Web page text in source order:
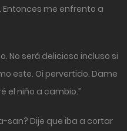
Entonces me enfrento a
No será delicioso incluso si
este. Oi pervertido. Dame
el niño a cambio.”
san? Dije que iba a cortar